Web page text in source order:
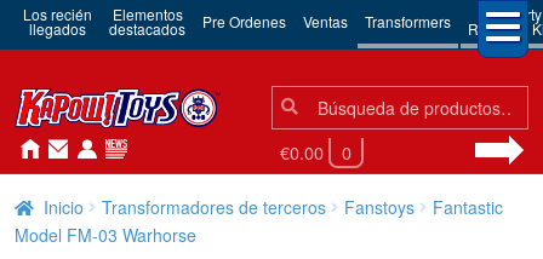
Los recién
llegados
Elementos
destacados Pre Ordenes Ventas Transformers 3rd Party
Robots &
Búsqueda:
Búsqueda
€0.00 0
Inicio Transformadores de terceros Fanstoys
Fantastic
Model FM-03 Warhorse